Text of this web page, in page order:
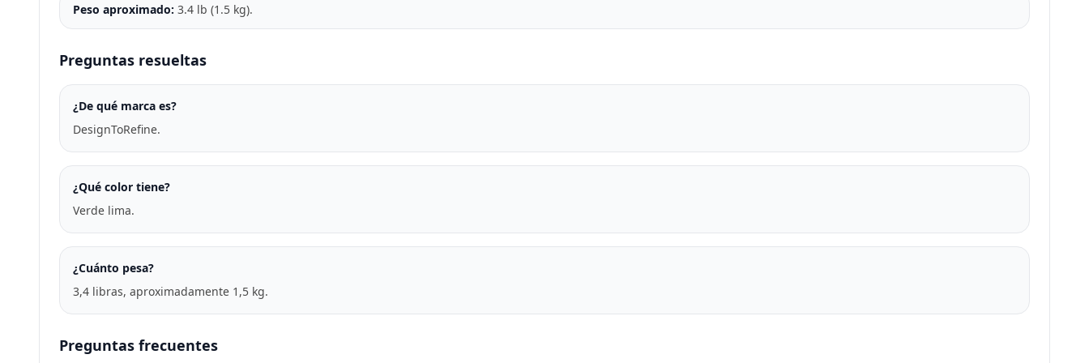
Peso aproximado: 3.4 lb (1.5 kg).
Preguntas resueltas
¿De qué marca es?
DesignToRefine.
¿Qué color tiene?
Verde lima.
¿Cuánto pesa?
3,4 libras, aproximadamente 1,5 kg.
Preguntas frecuentes